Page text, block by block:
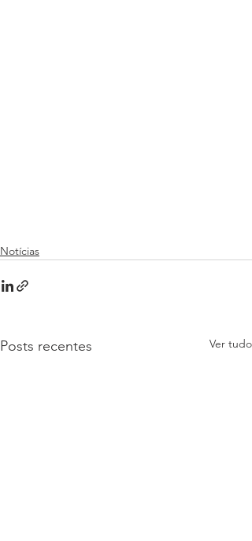
Notícias
Posts recentes Ver tudo